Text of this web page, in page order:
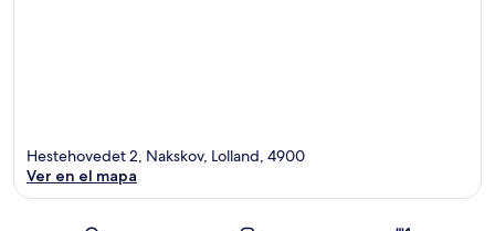
Hestehovedet 2, Nakskov, Lolland, 4900
Ver en el mapa